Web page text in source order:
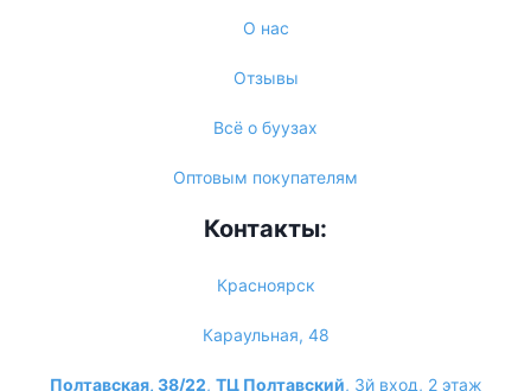
О нас
Отзывы
Всё о буузах
Оптовым покупателям
Контакты:
Красноярск
Караульная, 48
Полтавская, 38/22, ТЦ Полтавский, 3й вход, 2 этаж